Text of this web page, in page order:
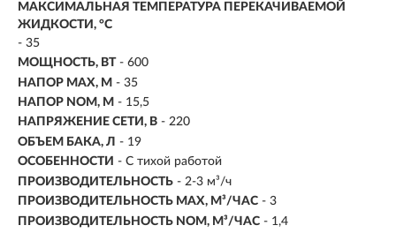
МАКСИМАЛЬНАЯ ТЕМПЕРАТУРА ПЕРЕКАЧИВАЕМОЙ
ЖИДКОСТИ, °C
- 35
МОЩНОСТЬ, ВТ - 600
НАПОР MAX, М - 35
НАПОР NOM, М - 15,5
НАПРЯЖЕНИЕ СЕТИ, В - 220
ОБЪЕМ БАКА, Л - 19
ОСОБЕННОСТИ - С тихой работой
ПРОИЗВОДИТЕЛЬНОСТЬ - 2-3 м³/ч
ПРОИЗВОДИТЕЛЬНОСТЬ MAX, М³/ЧАС - 3
ПРОИЗВОДИТЕЛЬНОСТЬ NOM, М³/ЧАС - 1,4